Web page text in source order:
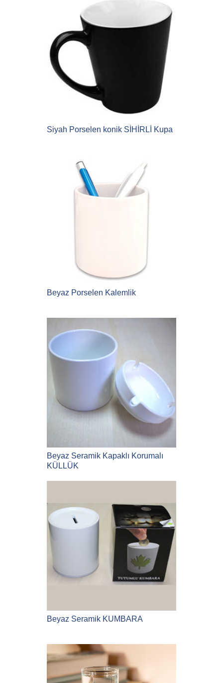
Siyah Porselen konik SİHİRLİ Kupa
Beyaz Porselen Kalemlik
Beyaz Seramik Kapaklı Korumalı
KÜLLÜK
Beyaz Seramik KUMBARA